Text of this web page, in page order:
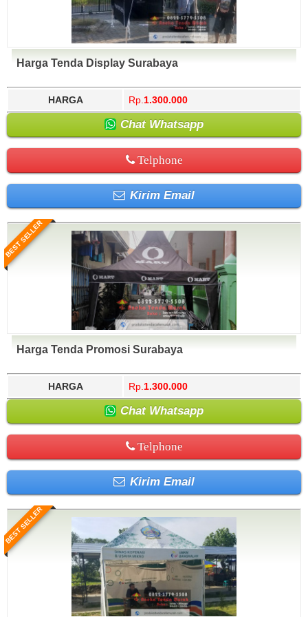
Harga Tenda Display Surabaya
HARGA Rp. 1.300.000
Chat Whatsapp
Telphone
Kirim Email
BEST SELLER
Harga Tenda Promosi Surabaya
HARGA Rp. 1.300.000
Chat Whatsapp
Telphone
Kirim Email
BEST SELLER